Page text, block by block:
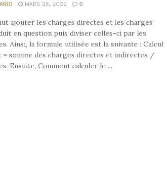
MARS 28, 2022 0
ajouter les charges directes et les charges
en question puis diviser celles-ci par les
Ainsi, la formule utilisée est la suivante : Calcul
= somme des charges directes et indirectes /
Ensuite, Comment calculer le ...